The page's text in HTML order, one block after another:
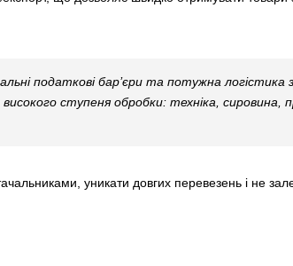
податкові бар’єри та потужна
ступеня обробки: техніка, сировина,
уникати довгих перевезень і не